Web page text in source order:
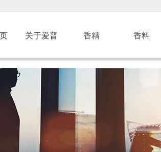
关于爱普 香精 香料